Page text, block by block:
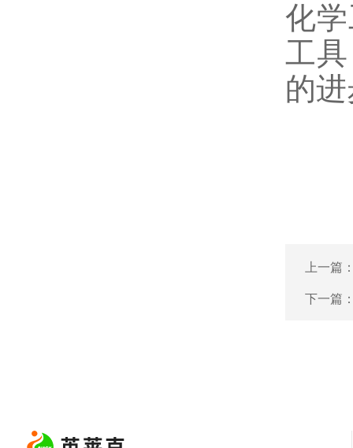
化
工
的
上一篇
下一篇